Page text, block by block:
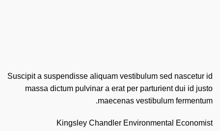
Suscipit a suspendisse aliquam vestibulum sed nascetur id
massa dictum pulvinar a erat per parturient dui id justo
maecenas vestibulum fermentum.
Kingsley Chandler Environmental Economist